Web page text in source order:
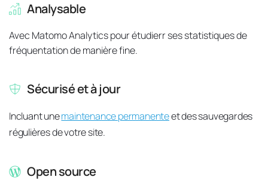
Analysable
Avec Matomo Analytics pour étudierr ses statistiques de
fréquentation de manière fine.
Sécurisé et à jour
Incluant une maintenance permanente et des sauvegardes
régulières de votre site.
Open source